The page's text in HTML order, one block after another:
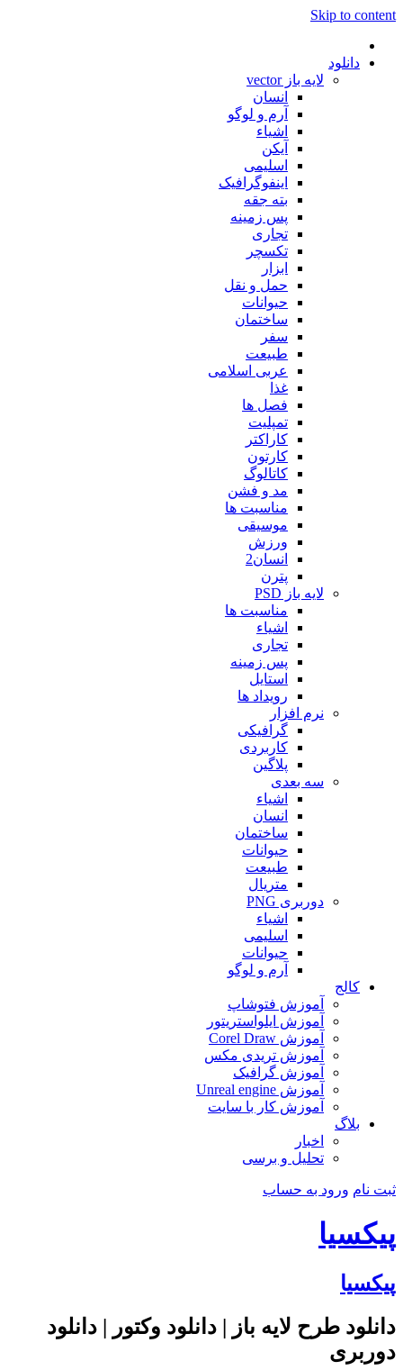
Skip to content
دانلود
لایه باز vector
انسان
آرم و لوگو
اشیاء
آیکن
اسلیمی
اینفوگرافیک
بته جقه
پس زمینه
تجاری
تکسچر
ابزار
حمل و نقل
حیوانات
ساختمان
سفر
طبیعت
عربی اسلامی
غذا
فصل ها
تمپلیت
کاراکتر
کارتون
کاتالوگ
مد و فشن
مناسبت ها
موسیقی
ورزش
انسان2
پترن
لایه باز PSD
مناسبت ها
اشیاء
تجاری
پس زمینه
استایل
رویداد ها
نرم افزار
گرافیکی
کاربردی
پلاگین
سه بعدی
اشیاء
انسان
ساختمان
حیوانات
طبیعت
متریال
دوربری PNG
اشیاء
اسلیمی
حیوانات
آرم و لوگو
کالج
آموزش فتوشاپ
آموزش ایلواستریتور
آموزش Corel Draw
آموزش تریدی مکس
آموزش گرافیک
آموزش Unreal engine
آموزش کار با سایت
بلاگ
اخبار
تحلیل و برسی
ثبت نام ورود به حساب
پیکسیا
پیکسیا
دانلود طرح لایه باز | دانلود وکتور | دانلود
دوربری